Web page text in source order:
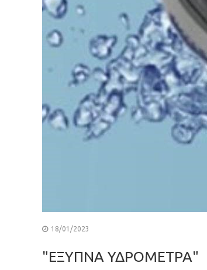
18/01/2023
"ΕΞΥΠΝΑ ΥΔΡΟΜΕΤΡΑ"